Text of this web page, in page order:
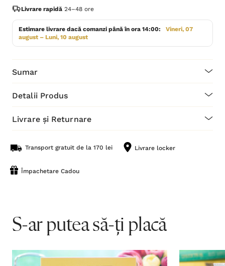
Livrare rapidă 24–48 ore
Estimare livrare dacă comanzi până în ora 14:00:
Vineri, 07
august – Luni, 10 august
Sumar
Detalii Produs
Livrare și Returnare
Transport gratuit de la 170 lei Livrare locker
Împachetare Cadou
S-ar putea să-ți placă